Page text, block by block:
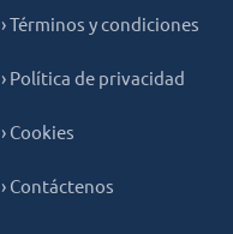
› Términos y condiciones
› Política de privacidad
› Cookies
› Contáctenos